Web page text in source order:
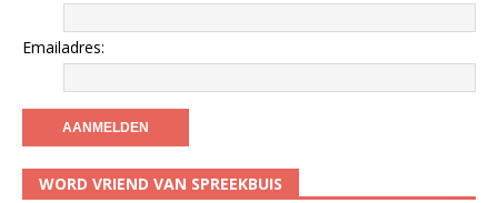
Emailadres:
WORD VRIEND VAN SPREEKBUIS